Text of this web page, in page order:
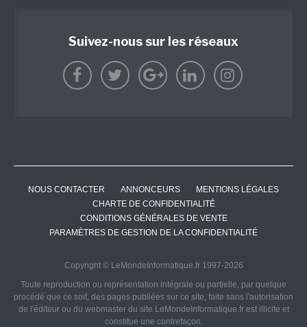
Suivez-nous sur les réseaux
NOUS CONTACTER ANNONCEURS
MENTIONS LÉGALES
CHARTE DE CONFIDENTIALITÉ
CONDITIONS GÉNÉRALES DE VENTE
PARAMÈTRES DE GESTION DE LA CONFIDENTIALITÉ
Copyright © LeMondeInformatique.fr 1997-2026
Toute reproduction ou représentation intégrale ou partielle, par quelque
procédé que ce soit, des pages publiées sur ce site, faite sans l'autorisation
de l'éditeur ou du webmaster du site LeMondeInformatique.fr est illicite et
constitue une contrefaçon.